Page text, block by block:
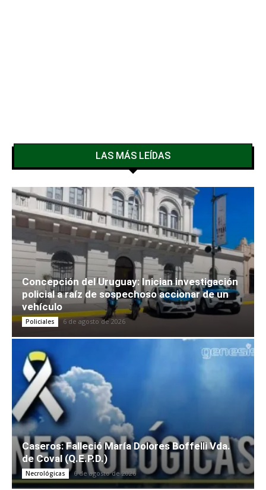
LAS MÁS LEÍDAS
Concepción del Uruguay: Inician investigación
policial a raíz de sospechoso accionar de un
vehículo
Policiales 6 de agosto de 2026
Caseros: Falleció María Dolores Boffelli Vda.
de Coval (Q.E.P.D.)
Necrológicas 6 de agosto de 2026